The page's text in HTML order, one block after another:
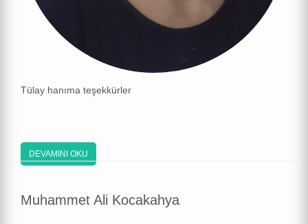
Tülay hanıma teşekkürler
DEVAMINI OKU
Muhammet Ali Kocakahya